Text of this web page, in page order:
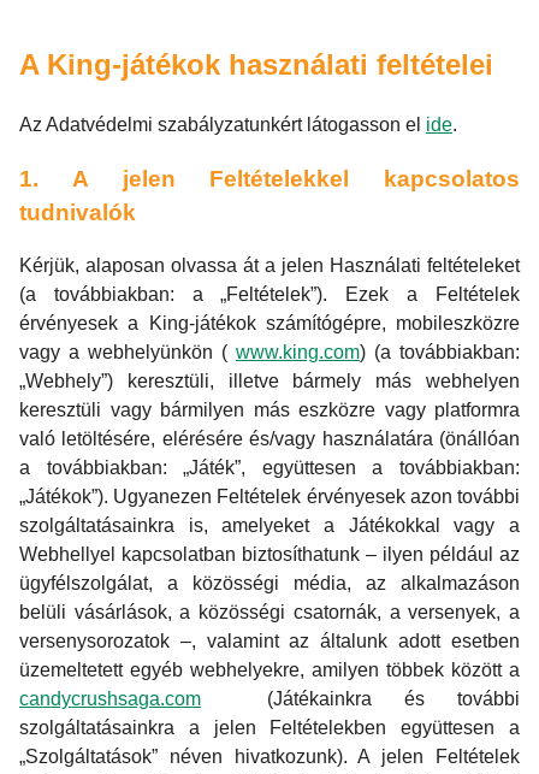
A King-játékok használati feltételei
Az Adatvédelmi szabályzatunkért látogasson el ide.
1. A jelen Feltételekkel kapcsolatos
tudnivalók
Kérjük, alaposan olvassa át a jelen Használati feltételeket
(a továbbiakban: a „Feltételek”). Ezek a Feltételek
érvényesek a King-játékok számítógépre, mobileszközre
vagy a webhelyünkön ( www.king.com) (a továbbiakban:
„Webhely”) keresztüli, illetve bármely más webhelyen
keresztüli vagy bármilyen más eszközre vagy platformra
való letöltésére, elérésére és/vagy használatára (önállóan
a továbbiakban: „Játék”, együttesen a továbbiakban:
„Játékok”). Ugyanezen Feltételek érvényesek azon további
szolgáltatásainkra is, amelyeket a Játékokkal vagy a
Webhellyel kapcsolatban biztosíthatunk – ilyen például az
ügyfélszolgálat, a közösségi média, az alkalmazáson
belüli vásárlások, a közösségi csatornák, a versenyek, a
versenysorozatok –, valamint az általunk adott esetben
üzemeltetett egyéb webhelyekre, amilyen többek között a
candycrushsaga.com (Játékainkra és további
szolgáltatásainkra a jelen Feltételekben együttesen a
„Szolgáltatások” néven hivatkozunk). A jelen Feltételek